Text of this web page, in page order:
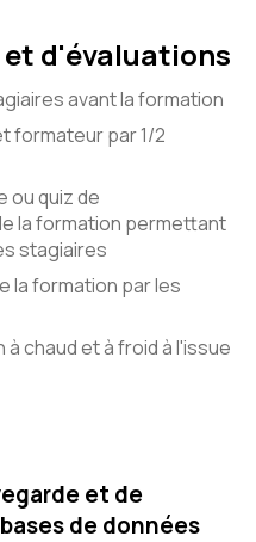
d'évaluations
avant la formation
formateur par 1/2
ou quiz de
la formation permettant
stagiaires
la formation par les
chaud et à froid à l'issue
et de
de données